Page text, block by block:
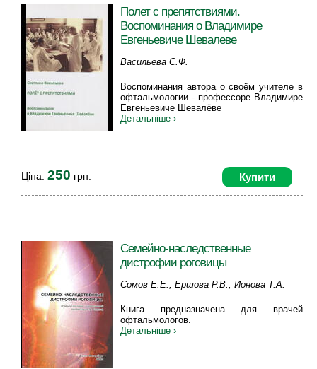
Полет с препятствиями.
Воспоминания о Владимире
Евгеньевиче Шевалеве
Васильева С.Ф.
Воспоминания автора о своём учителе в
офтальмологии - профессоре Владимире
Евгеньевиче Шевалёве
Детальніше ›
Купити
Ціна: 250 грн.
Семейно-наследственные
дистрофии роговицы
Сомов Е.Е., Ершова Р.В., Ионова Т.А.
Книга предназначена для врачей
офтальмологов.
Детальніше ›